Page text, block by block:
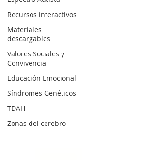
Recursos interactivos
Materiales
descargables
Valores Sociales y
Convivencia
Educación Emocional
Síndromes Genéticos
TDAH
Zonas del cerebro